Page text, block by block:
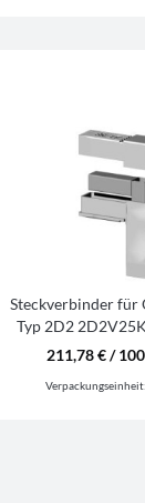
Steckverbinder für
Typ 2D2
211,78 € /
Verpackungseinheit: